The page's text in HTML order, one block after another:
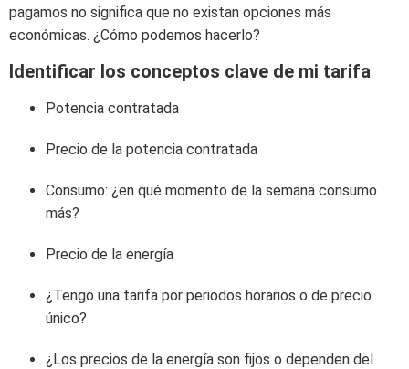
pagamos no significa que no existan opciones más
económicas. ¿Cómo podemos hacerlo?
Identificar los conceptos clave de mi tarifa
Potencia contratada
Precio de la potencia contratada
Consumo: ¿en qué momento de la semana consumo
más?
Precio de la energía
¿Tengo una tarifa por periodos horarios o de precio
único?
¿Los precios de la energía son fijos o dependen del